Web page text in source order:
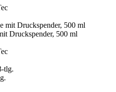
Druckspender, 500 ml